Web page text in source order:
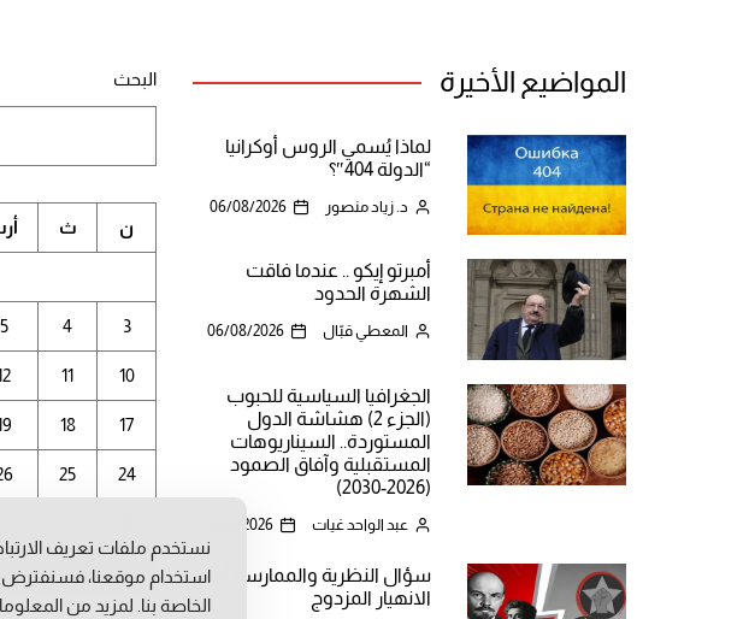
المواضيع الأخيرة
لماذا يُسمي الروس أوكرانيا
“الدولة 404″؟
د. زياد منصور 06/08/2026
أمبرتو إيكو .. عندما فاقت
الشهرة الحدود
المعطي قبّال 06/08/2026
الجغرافيا السياسية للحبوب
(الجزء 2) هشاشة الدول
المستوردة.. السيناريوهات
المستقبلية وآفاق الصمود
(2026-2030)
عبد الواحد غيات 05/08/2026
سؤال النظرية والممارسة أمام
الانهيار المزدوج
البحث
ن ث
3
4
5
10
11
17
18
24
25
نستخدم ملفات تعريف
استخدام موقعنا،
الخاصة بنا. لمزيد من